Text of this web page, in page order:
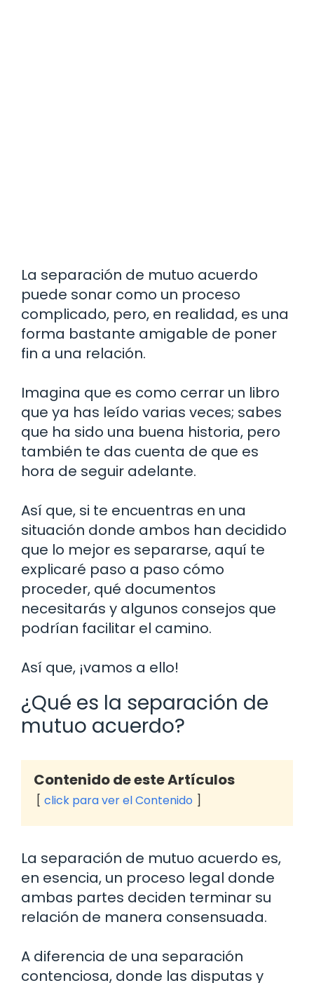
La separación de mutuo acuerdo
puede sonar como un proceso
complicado, pero, en realidad, es una
forma bastante amigable de poner
fin a una relación.
Imagina que es como cerrar un libro
que ya has leído varias veces; sabes
que ha sido una buena historia, pero
también te das cuenta de que es
hora de seguir adelante.
Así que, si te encuentras en una
situación donde ambos han decidido
que lo mejor es separarse, aquí te
explicaré paso a paso cómo
proceder, qué documentos
necesitarás y algunos consejos que
podrían facilitar el camino.
Así que, ¡vamos a ello!
¿Qué es la separación de
mutuo acuerdo?
Contenido de este Artículos
click para ver el Contenido
La separación de mutuo acuerdo es,
en esencia, un proceso legal donde
ambas partes deciden terminar su
relación de manera consensuada.
A diferencia de una separación
contenciosa, donde las disputas y